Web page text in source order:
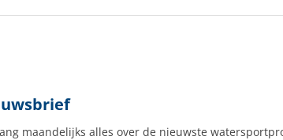
maandelijks alles over de nieuwste